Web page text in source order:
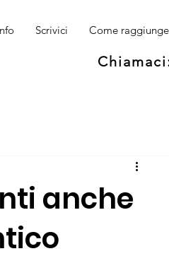
Scrivici Come
anche